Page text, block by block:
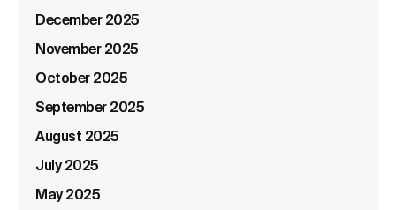
December 2025
November 2025
October 2025
September 2025
August 2025
July 2025
May 2025